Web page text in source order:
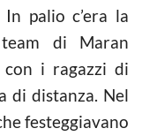
palio c’era la
di Maran
i ragazzi di
di distanza. Nel
festeggiavano